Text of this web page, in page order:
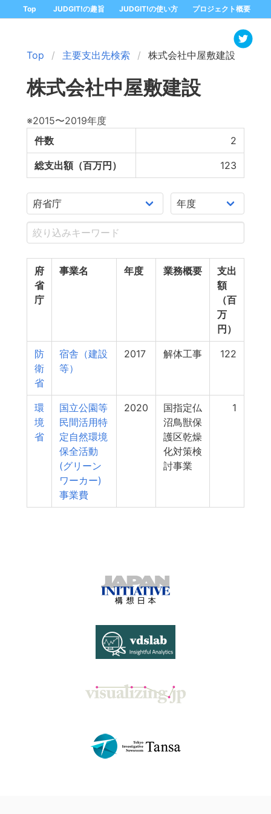
Top JUDGIT!の趣旨 JUDGIT!の使い方 プロジェクト概要
Top 主要支出先検索 株式会社中屋敷建設
株式会社中屋敷建設
※2015〜2019年度
件数
2
総支出額（百万円） 123
府
省
庁
事業名 年度 業務概要
支出
額
（百
万
円）
防
衛
省
宿舎（建設
等）
2017 解体工事 122
環
境
省
国立公園等
民間活用特
定自然環境
保全活動
(グリーン
ワーカー)
事業費
2020
国指定仏
沼鳥獣保
護区乾燥
化対策検
討事業
1